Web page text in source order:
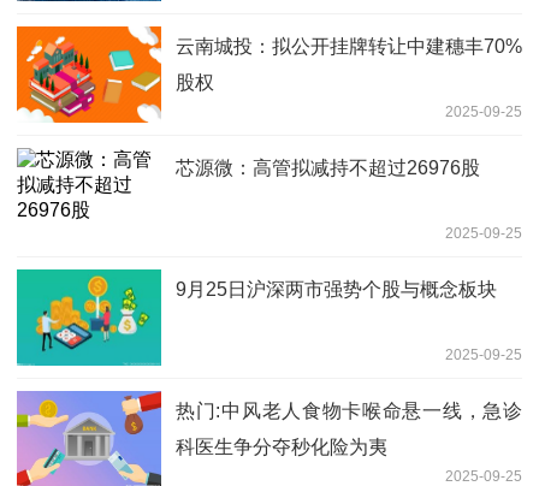
云南城投：拟公开挂牌转让中建穗丰70%
股权
2025-09-25
芯源微：高管拟减持不超过26976股
2025-09-25
9月25日沪深两市强势个股与概念板块
2025-09-25
热门:中风老人食物卡喉命悬一线，急诊
科医生争分夺秒化险为夷
2025-09-25